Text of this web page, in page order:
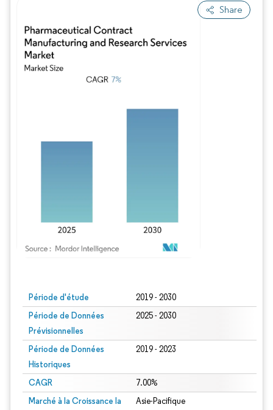
Share
Période d'étude 2019 - 2030
Période de Données
Prévisionnelles
2025 - 2030
Période de Données
Historiques
2019 - 2023
CAGR 7.00%
Marché à la Croissance la
Asie-Pacifique